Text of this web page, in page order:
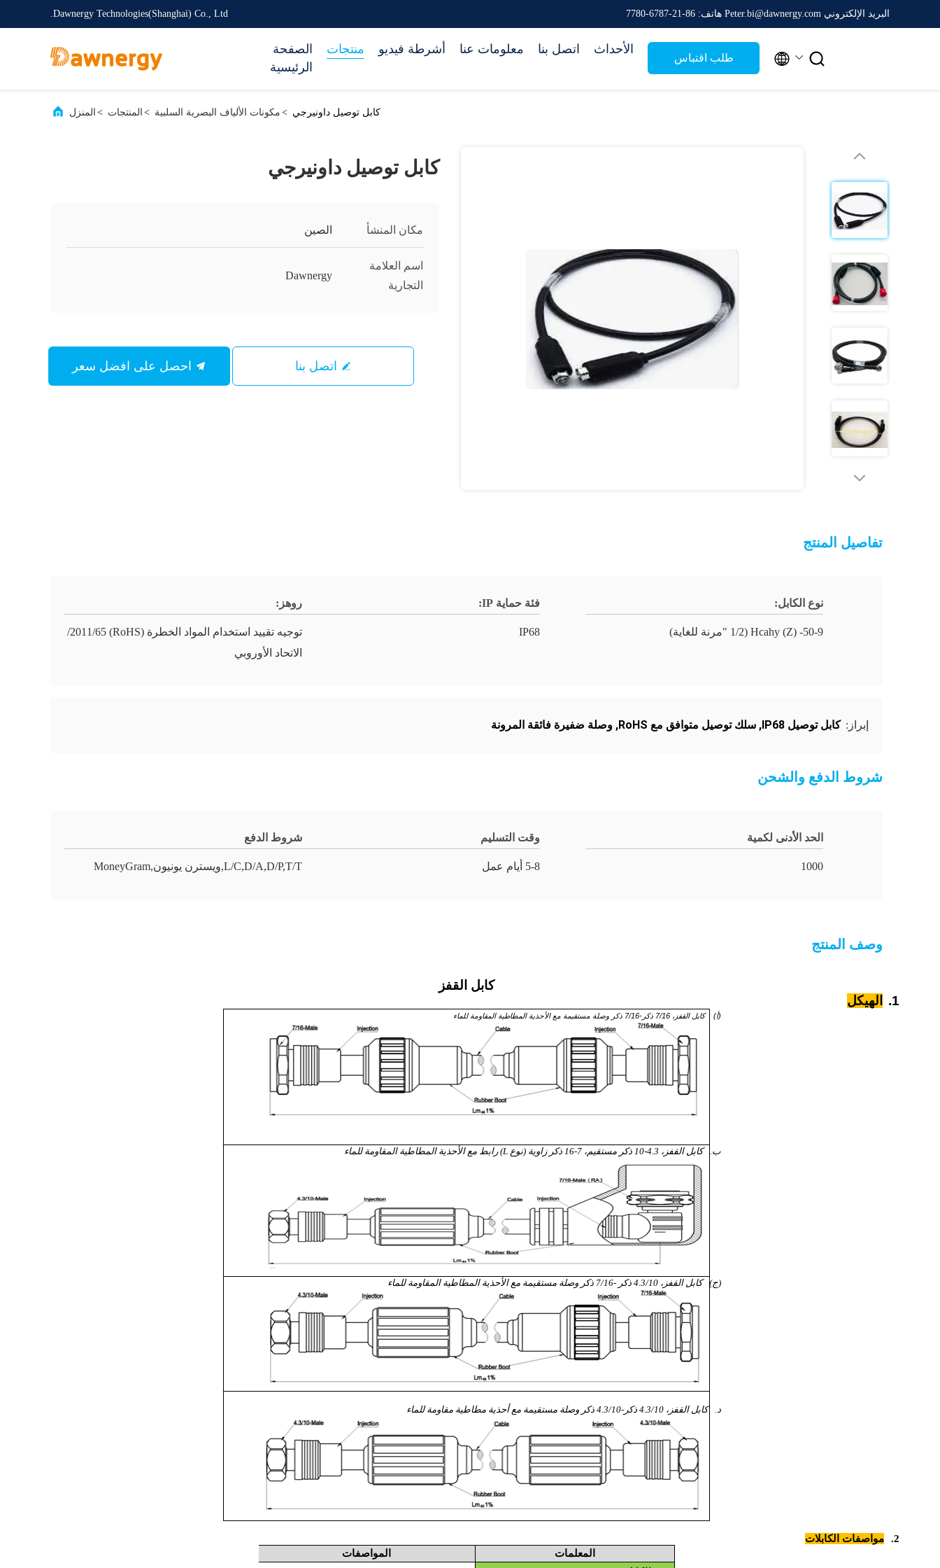
Dawnergy Technologies(Shanghai) Co., Ltd. البريد الإلكتروني Peter.bi@dawnergy.com هاتف: 86-21-6787-7780
الصفحة
الرئيسية
منتجات أشرطة فيديو معلومات عنا اتصل بنا الأحداث
طلب اقتباس  
المنزل > المنتجات > مكونات الألياف البصرية السلبية > كابل توصيل داونيرجي
كابل توصيل داونيرجي
مكان المنشأ الصين
اسم العلامة
التجارية
Dawnergy
اتصل بنا
تفاصيل المنتج
نوع الكابل:
Hcahy (Z) -50-9 (1/2 "مرنة للغاية)
فئة حماية IP:
IP68
روهز:
توجيه تقييد استخدام المواد الخطرة (RoHS) 2011/65/
الاتحاد الأوروبي
إبراز: كابل توصيل IP68 , سلك توصيل متوافق مع RoHS , وصلة ضفيرة فائقة المرونة
شروط الدفع والشحن
الحد الأدنى لكمية
1000
وقت التسليم
5-8 أيام عمل
شروط الدفع
L/C,D/A,D/P,T/T,ويسترن يونيون,MoneyGram
وصف المنتج
كابل القفز
1.
الهيكل
(أ) كابل القفز، 7/16 ذكر-7/16 ذكر وصلة مستقيمة مع الأحذية المطاطية المقاومة للماء
ب. كابل القفز، 4.3-10 ذكر مستقيم، 7-16 ذكر زاوية (نوع L) رابط مع الأحذية المطاطية المقاومة للماء
(ج) كابل القفز، 4.3/10 ذكر -7/16 ذكر وصلة مستقيمة مع الأحذية المطاطية المقاومة للماء
د. كابل القفز، 4.3/10 ذكر-4.3/10 ذكر وصلة مستقيمة مع أحذية مطاطية مقاومة للماء
2.
مواصفات الكابلات
المعلمات
المواصفات